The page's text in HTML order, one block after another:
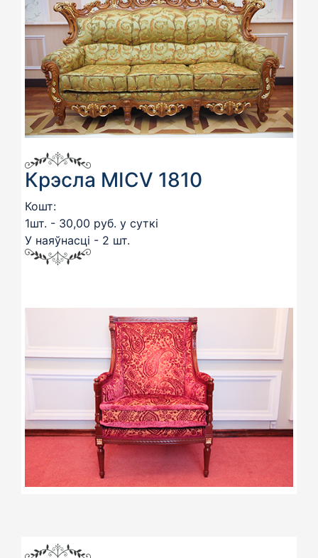
Крэсла MICV 1810
Кошт:
1шт. - 30,00 руб. у суткі
У наяўнасці - 2 шт.